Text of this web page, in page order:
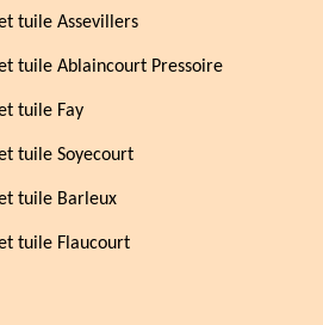
tuile Assevillers
tuile Ablaincourt Pressoire
tuile Fay
tuile Soyecourt
tuile Barleux
tuile Flaucourt